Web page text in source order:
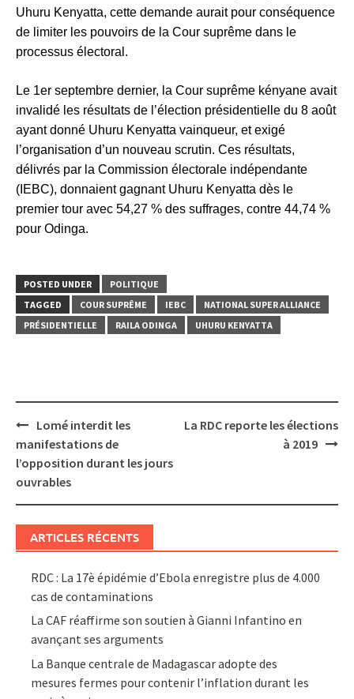
Uhuru Kenyatta, cette demande aurait pour conséquence
de limiter les pouvoirs de la Cour suprême dans le
processus électoral.
Le 1er septembre dernier, la Cour suprême kényane avait
invalidé les résultats de l’élection présidentielle du 8 août
ayant donné Uhuru Kenyatta vainqueur, et exigé
l’organisation d’un nouveau scrutin. Ces résultats,
délivrés par la Commission électorale indépendante
(IEBC), donnaient gagnant Uhuru Kenyatta dès le
premier tour avec 54,27 % des suffrages, contre 44,74 %
pour Odinga.
POSTED UNDER
POLITIQUE
TAGGED
COUR SUPRÊME IEBC
NATIONAL SUPER ALLIANCE
PRÉSIDENTIELLE
RAILA ODINGA UHURU KENYATTA
Post
navigation
Lomé interdit les
manifestations de
l’opposition durant les jours
ouvrables
La RDC reporte les élections
à 2019
ARTICLES RÉCENTS
RDC : La 17è épidémie d’Ebola enregistre plus de 4.000
cas de contaminations
La CAF réaffirme son soutien à Gianni Infantino en
avançant ses arguments
La Banque centrale de Madagascar adopte des
mesures fermes pour contenir l’inflation durant les